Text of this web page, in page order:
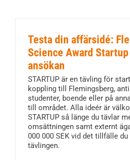
Testa din affärsidé:
Science Award
ansökan
STARTUP är en tävling för
koppling till Flemingsberg,
studenter, boende eller på
till området. Alla ideér är
STARTUP så länge du tävlar
omsättningen samt externt
000 000 SEK vid det tillfälle
tävlingen.